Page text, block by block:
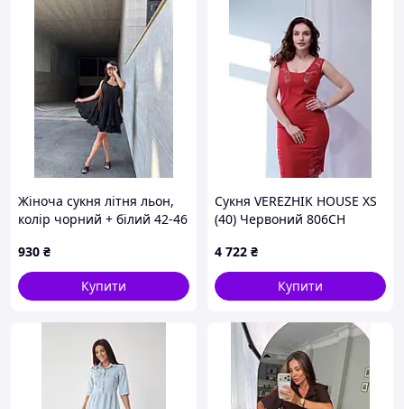
Жіноча сукня літня льон,
колір чорний + білий 42-46
930 ₴
Купити
Сукня VEREZHIK HOUSE XS
(40) Червоний 806CH
4 722 ₴
Купити